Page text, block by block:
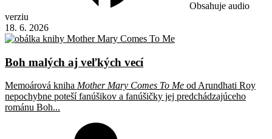
Obsahuje audio
verziu
18. 6. 2026
Boh malých aj veľkých vecí
Memoárová kniha Mother Mary Comes To Me od Arundhati Roy
nepochybne poteší fanúšikov a fanúšičky jej predchádzajúceho
románu Boh...